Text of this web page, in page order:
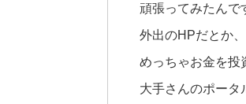
頑張ってみたんで
外出のHPだとか、
めっちゃお金を投
大手さんのポータ